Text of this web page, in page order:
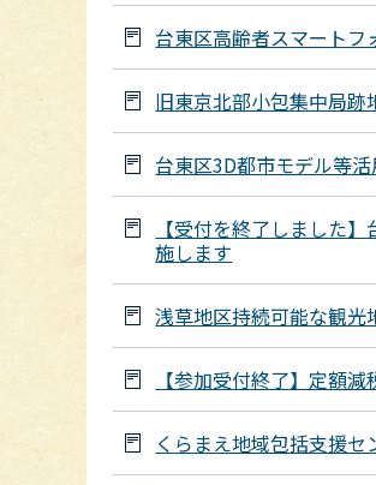
台東区高齢者スマート
旧東京北部小包集中局
台東区3D都市モデル等
【受付を終了しました
施します
浅草地区持続可能な観
【参加受付終了】定額
くらまえ地域包括支援